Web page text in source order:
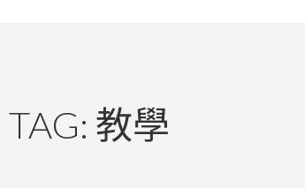
TAG: 教學